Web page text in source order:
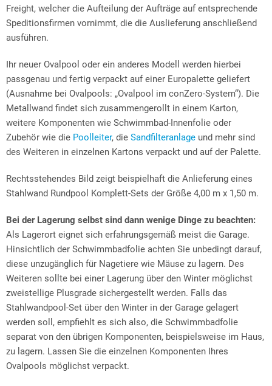
Freight, welcher die Aufteilung der Aufträge auf entsprechende
Speditionsfirmen vornimmt, die die Auslieferung anschließend
ausführen.
Ihr neuer Ovalpool oder ein anderes Modell werden hierbei
passgenau und fertig verpackt auf einer Europalette geliefert
(Ausnahme bei Ovalpools: „Ovalpool im conZero-System“). Die
Metallwand findet sich zusammengerollt in einem Karton,
weitere Komponenten wie Schwimmbad-Innenfolie oder
Zubehör wie die Poolleiter, die Sandfilteranlage und mehr sind
des Weiteren in einzelnen Kartons verpackt und auf der Palette.
Rechtsstehendes Bild zeigt beispielhaft die Anlieferung eines
Stahlwand Rundpool Komplett-Sets der Größe 4,00 m x 1,50 m.
Bei der Lagerung selbst sind dann wenige Dinge zu beachten:
Als Lagerort eignet sich erfahrungsgemäß meist die Garage.
Hinsichtlich der Schwimmbadfolie achten Sie unbedingt darauf,
diese unzugänglich für Nagetiere wie Mäuse zu lagern. Des
Weiteren sollte bei einer Lagerung über den Winter möglichst
zweistellige Plusgrade sichergestellt werden. Falls das
Stahlwandpool-Set über den Winter in der Garage gelagert
werden soll, empfiehlt es sich also, die Schwimmbadfolie
separat von den übrigen Komponenten, beispielsweise im Haus,
zu lagern. Lassen Sie die einzelnen Komponenten Ihres
Ovalpools möglichst verpackt.